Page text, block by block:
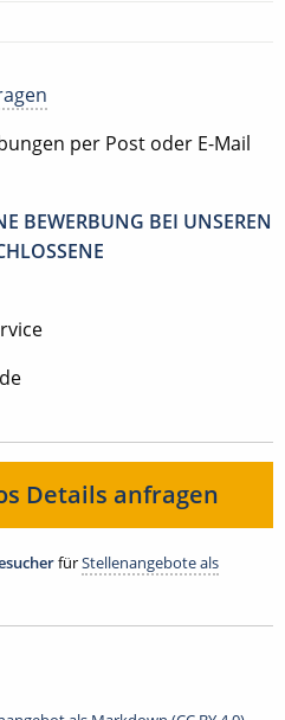
per Post oder E-Mail
BEWERBUNG BEI UNSEREN
Details anfragen
fürStellenangebote als